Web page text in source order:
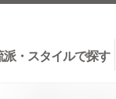
派・スタイルで探す